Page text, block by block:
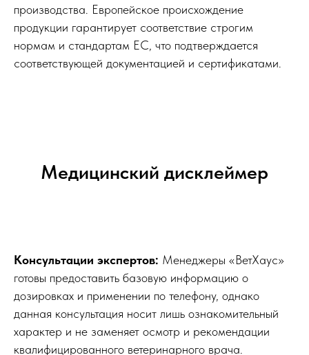
производства. Европейское происхождение
продукции гарантирует соответствие строгим
нормам и стандартам ЕС, что подтверждается
соответствующей документацией и сертификатами.
Медицинский дисклеймер
Консультации экспертов: Менеджеры «ВетХаус»
готовы предоставить базовую информацию о
дозировках и применении по телефону, однако
данная консультация носит лишь ознакомительный
характер и не заменяет осмотр и рекомендации
квалифицированного ветеринарного врача.